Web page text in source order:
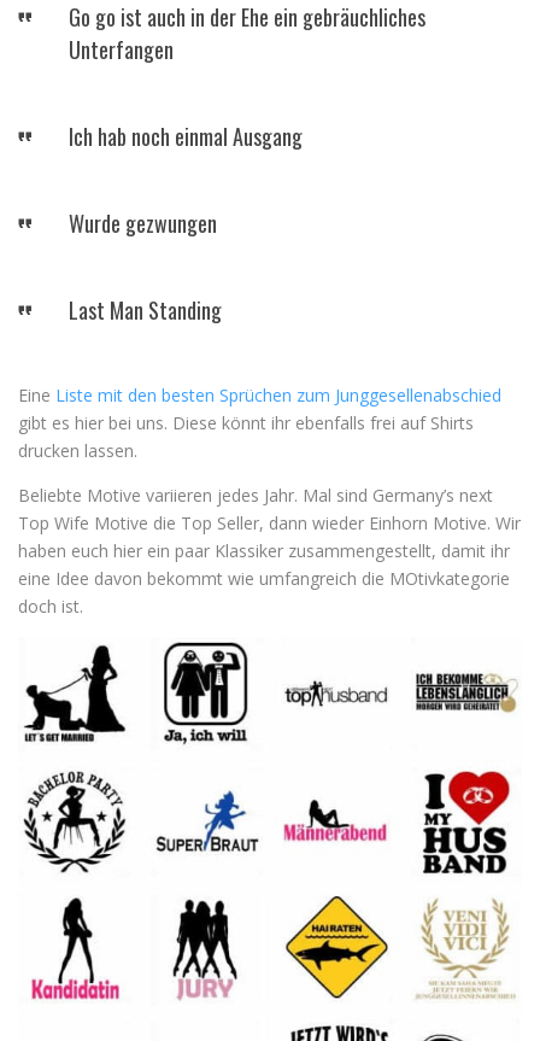
Go go ist auch in der Ehe ein gebräuchliches
Unterfangen
Ich hab noch einmal Ausgang
Wurde gezwungen
Last Man Standing
Eine Liste mit den besten Sprüchen zum Junggesellenabschied
gibt es hier bei uns. Diese könnt ihr ebenfalls frei auf Shirts
drucken lassen.
Beliebte Motive variieren jedes Jahr. Mal sind Germany’s next
Top Wife Motive die Top Seller, dann wieder Einhorn Motive. Wir
haben euch hier ein paar Klassiker zusammengestellt, damit ihr
eine Idee davon bekommt wie umfangreich die MOtivkategorie
doch ist.